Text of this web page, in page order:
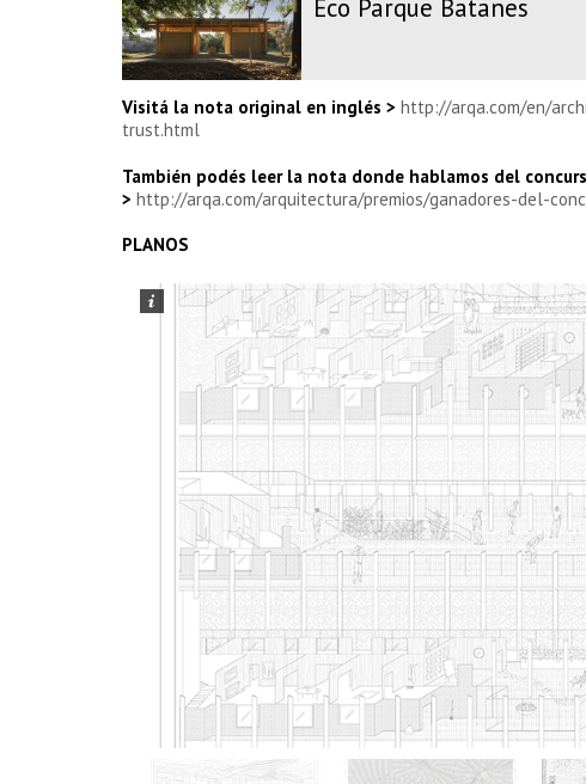
Eco Parque Batanes
Visitá la nota original en inglés > http://arqa.com/en/
trust.html
También podés leer la nota donde hablamos del
> http://arqa.com/arquitectura/premios/ganadores-del-
PLANOS